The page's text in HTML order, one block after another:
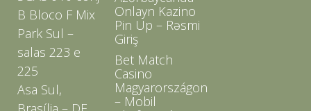
B Bloco F Mix
Park Sul –
salas 223 e
225
Asa Sul,
Onlayn Kazino
Pin Up – Rəsmi
Giriş
Bet Match
Casino
Magyarországon
– Mobil